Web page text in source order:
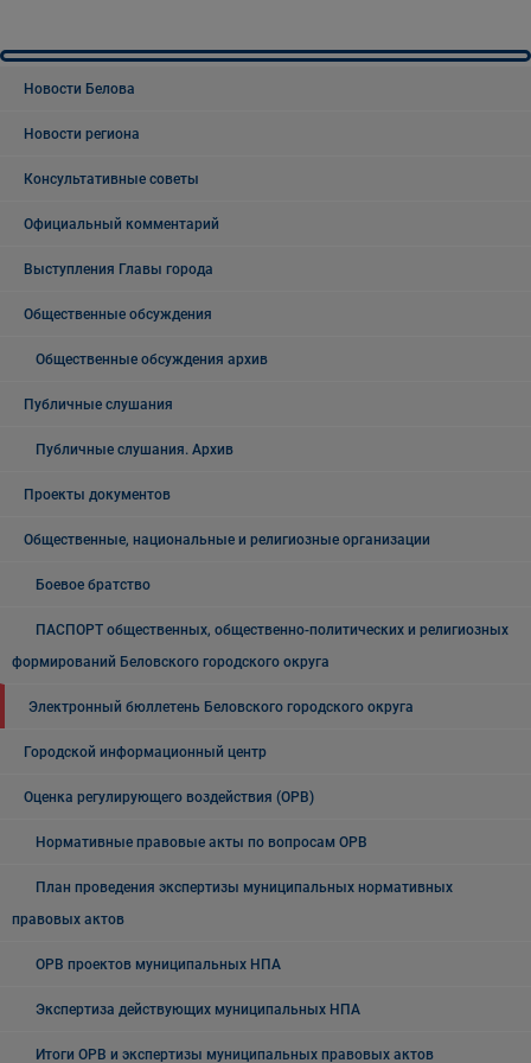
Новости Белова
Новости региона
Консультативные советы
Официальный комментарий
Выступления Главы города
Общественные обсуждения
Общественные обсуждения архив
Публичные слушания
Публичные слушания. Архив
Проекты документов
Общественные, национальные и религиозные организации
Боевое братство
ПАСПОРТ общественных, общественно-политических и религиозных
формирований Беловского городского округа
Электронный бюллетень Беловского городского округа
Городской информационный центр
Оценка регулирующего воздействия (ОРВ)
Нормативные правовые акты по вопросам ОРВ
План проведения экспертизы муниципальных нормативных
правовых актов
ОРВ проектов муниципальных НПА
Экспертиза действующих муниципальных НПА
Итоги ОРВ и экспертизы муниципальных правовых актов